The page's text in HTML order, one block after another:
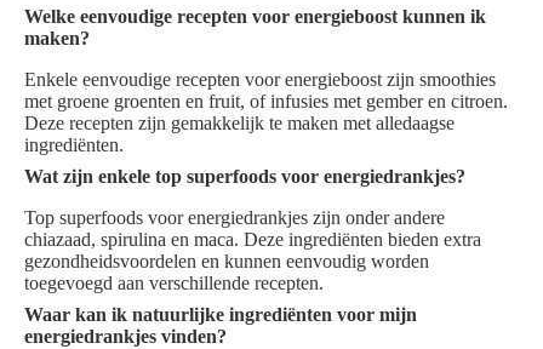
Welke eenvoudige recepten voor energieboost kunnen ik
maken?
Enkele eenvoudige recepten voor energieboost zijn smoothies
met groene groenten en fruit, of infusies met gember en citroen.
Deze recepten zijn gemakkelijk te maken met alledaagse
ingrediënten.
Wat zijn enkele top superfoods voor energiedrankjes?
Top superfoods voor energiedrankjes zijn onder andere
chiazaad, spirulina en maca. Deze ingrediënten bieden extra
gezondheidsvoordelen en kunnen eenvoudig worden
toegevoegd aan verschillende recepten.
Waar kan ik natuurlijke ingrediënten voor mijn
energiedrankjes vinden?